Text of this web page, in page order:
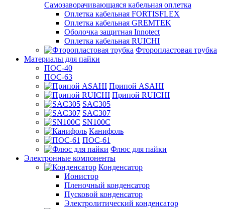
Самозаворачивающаяся кабельная оплетка
Оплетка кабельная FORTISFLEX
Оплетка кабельная GREMTEK
Оболочка защитная Innotect
Оплетка кабельная RUICHI
Фторопластовая трубка
Материалы для пайки
ПОС-40
ПОС-63
Припой ASAHI
Припой RUICHI
SAC305
SAC307
SN100C
Канифоль
ПОС-61
Флюс для пайки
Электронные компоненты
Конденсатор
Ионистор
Пленочный конденсатор
Пусковой конденсатор
Электролитический конденсатор